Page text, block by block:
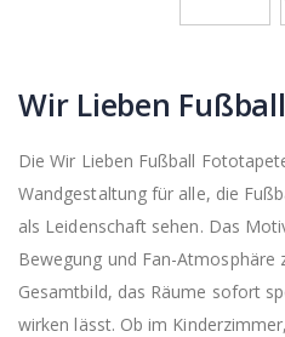
Wir Lieben
Die Wir Lieben Fußball
Wandgestaltung für alle, die
als Leidenschaft sehen. Das
Bewegung und Fan-Atmosphäre
Gesamtbild, das Räume sofort
wirken lässt. Ob im